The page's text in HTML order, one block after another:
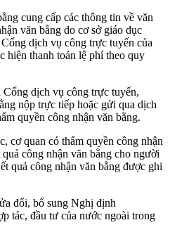
cung cấp các thông tin về văn
văn bằng do cơ sở giáo dục
dịch vụ công trực tuyến của
hiện thanh toán lệ phí theo quy
dịch vụ công trực tuyến,
nộp trực tiếp hoặc gửi qua dịch
quyền công nhận văn bằng.
cơ quan có thẩm quyền công nhận
công nhận văn bằng cho người
quả công nhận văn bằng được ghi
đổi, bổ sung Nghị định
tác, đầu tư của nước ngoài trong